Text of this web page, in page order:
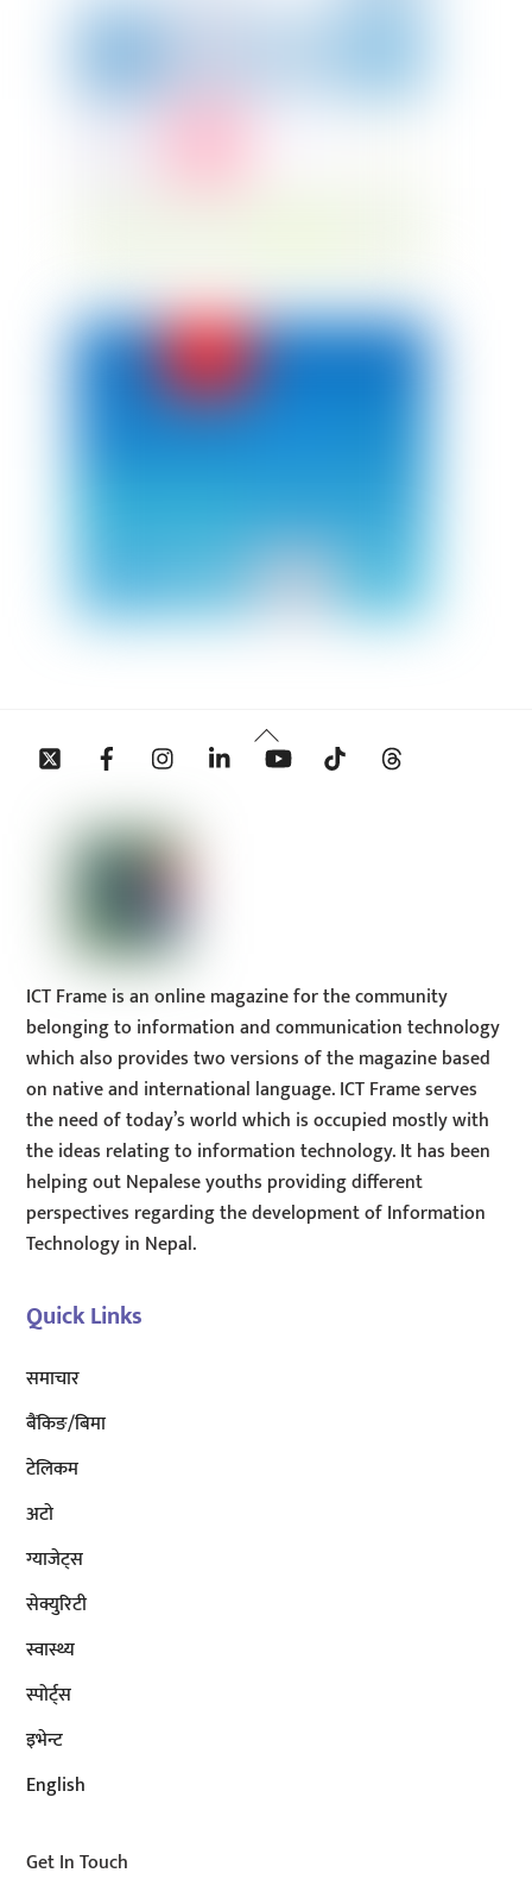
Back
To
Twitter Facebook InstagramLinkedin YouTube Tiktok
ICT Frame is an online magazine for the community
belonging to information and communication technology
which also provides two versions of the magazine based
on native and international language. ICT Frame serves
the need of today’s world which is occupied mostly with
the ideas relating to information technology. It has been
helping out Nepalese youths providing different
perspectives regarding the development of Information
Technology in Nepal.
Quick Links
समाचार
बैंकिङ/बिमा
टेलिकम
अटाे
ग्याजेट्स
सेक्युरिटी
स्वास्थ्य
स्पोर्ट्स
इभेन्ट
English
Get In Touch